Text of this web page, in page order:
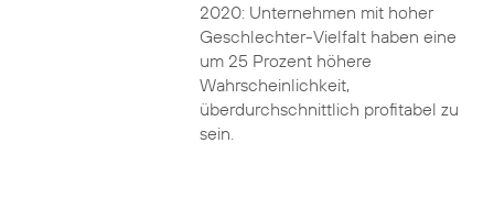
2020: Unternehmen mit hoher
Geschlechter-Vielfalt haben eine
um 25 Prozent höhere
Wahrscheinlichkeit,
überdurchschnittlich profitabel zu
sein.